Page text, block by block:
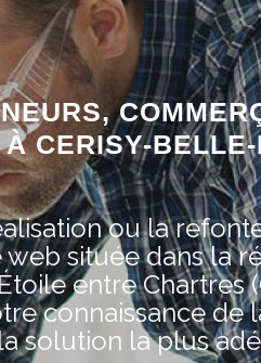
CERISY-
ou la
située dans la
entre Chartres
connaissance de
solution la plus